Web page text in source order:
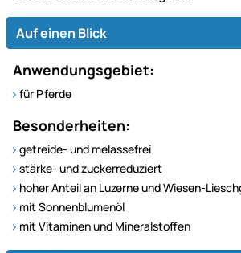
Auf einen Blick
Anwendungsgebiet:
für Pferde
Besonderheiten:
getreide- und melassefrei
stärke- und zuckerreduziert
hoher Anteil an Luzerne und Wiesen-
mit Sonnenblumenöl
mit Vitaminen und Mineralstoffen